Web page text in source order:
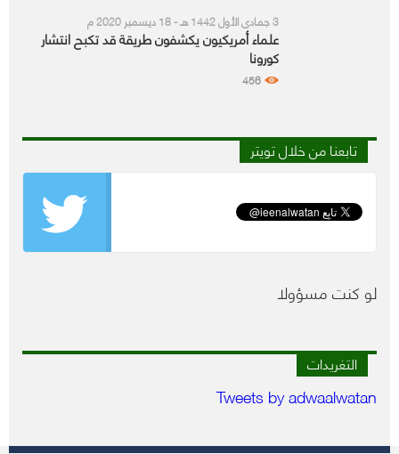
3 جمادى الأول 1442 هـ - 18 ديسمبر 2020 م
علماء أمريكيون يكشفون طريقة قد تكبح انتشار
كورونا
456
تابعنا من خلال تويتر
لو كنت مسؤولا
التغريدات
Tweets by adwaalwatan